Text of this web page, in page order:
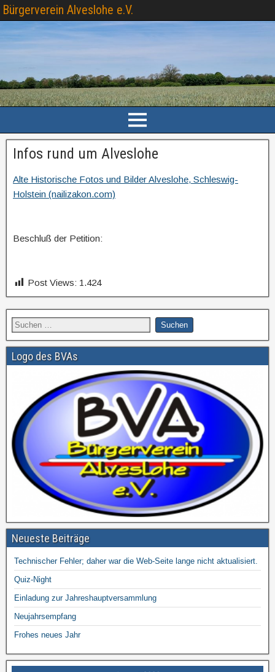
Bürgerverein Alveslohe e.V.
Infos rund um Alveslohe
Alte Historische Fotos und Bilder Alveslohe, Schleswig-
Holstein (nailizakon.com)
Beschluß der Petition:
Post Views: 1.424
Logo des BVAs
Neueste Beiträge
Technischer Fehler; daher war die Web-Seite lange nicht aktualisiert.
Quiz-Night
Einladung zur Jahreshauptversammlung
Neujahrsempfang
Frohes neues Jahr